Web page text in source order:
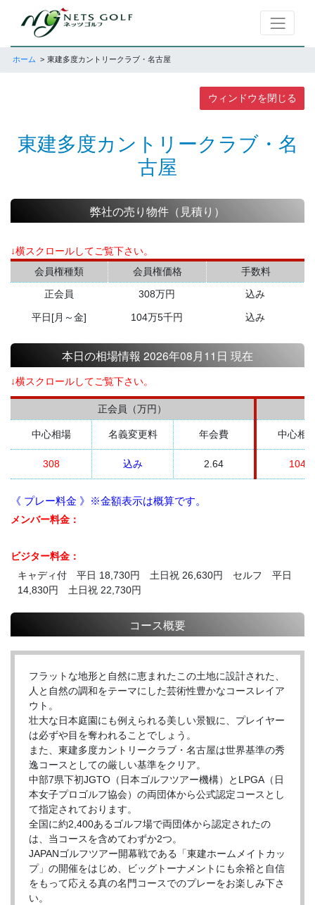
ホーム 東建多度カントリークラブ・名古屋
ウィンドウを閉じる
東建多度カントリークラブ・名
古屋
弊社の売り物件（見積り）
↓横スクロールしてご覧下さい。
会員権種類
会員権価格
手数料
正会員
308万円 込み
平日[月～金] 104万5千円 込み
本日の相場情報 2026年08月11日 現在
↓横スクロールしてご覧下さい。
正会員（万円）
中心相場 名義変更料 年会費 中心相
308 込み 2.64 104
《 プレー料金 》※金額表示は概算です。
メンバー料金：
ビジター料金：
キャディ付 平日 18,730円 土日祝 26,630円 セルフ 平日
14,830円 土日祝 22,730円
コース概要
フラットな地形と自然に恵まれたこの土地に設計された、
人と自然の調和をテーマにした芸術性豊かなコースレイア
ウト。
壮大な日本庭園にも例えられる美しい景観に、プレイヤー
は必ずや目を奪われることでしょう。
また、東建多度カントリークラブ・名古屋は世界基準の秀
逸コースとしての厳しい基準をクリア。
中部7県下初JGTO（日本ゴルフツアー機構）とLPGA（日
本女子プロゴルフ協会）の両団体から公式認定コースとし
て指定されております。
全国に約2,400あるゴルフ場で両団体から認定されたの
は、当コースを含めてわずか2つ。
JAPANゴルフツアー開幕戦である「東建ホームメイトカッ
プ」の開催をはじめ、ビッグトーナメントにも余裕と自信
をもって応える真の名門コースでのプレーをお楽しみ下さ
い。